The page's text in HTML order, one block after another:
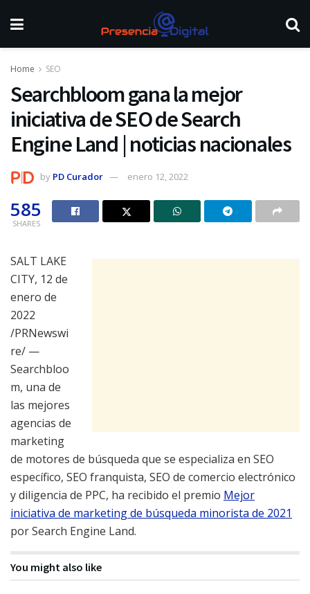
Home SEO
Searchbloom gana la mejor
iniciativa de SEO de Search
Engine Land | noticias nacionales
by PD Curador enero 12, 2022
585
SHARES
SALT LAKE
CITY, 12 de
enero de
2022
/PRNewswi
re/ —
Searchbloo
m, una de
las mejores
agencias de
marketing
de motores de búsqueda que se especializa en SEO
específico, SEO franquista, SEO de comercio electrónico
y diligencia de PPC, ha recibido el premio Mejor
iniciativa de marketing de búsqueda minorista de 2021
por Search Engine Land.
You might also like